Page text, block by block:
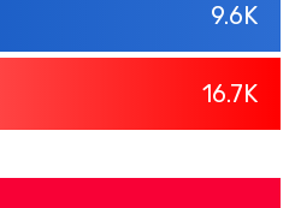
9.6K
16.7K